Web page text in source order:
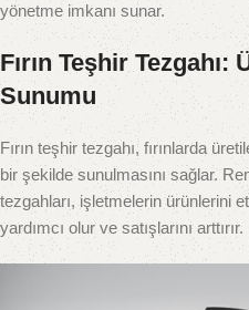
yönetme imkanı sunar.
Fırın Teşhir Tezgahı:
Sunumu
Fırın teşhir tezgahı, fırınlarda
bir şekilde sunulmasını sağlar.
tezgahları, işletmelerin ürünlerini
yardımcı olur ve satışlarını arttırır.